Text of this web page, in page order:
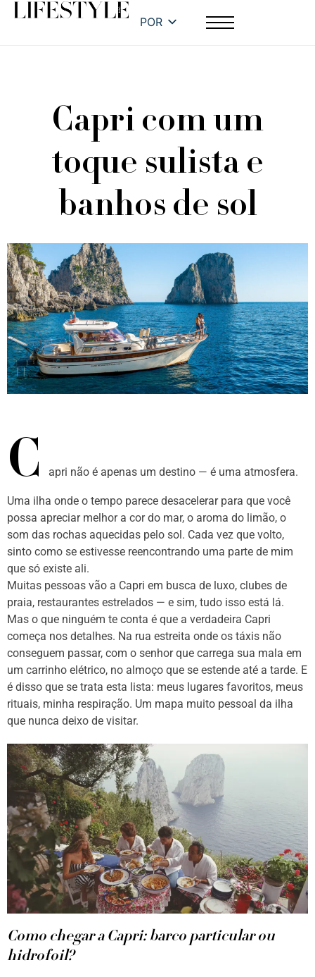
POR
Capri com um
toque sulista e
banhos de sol
C apri não é apenas um destino — é uma atmosfera.
Uma ilha onde o tempo parece desacelerar para que você
possa apreciar melhor a cor do mar, o aroma do limão, o
som das rochas aquecidas pelo sol. Cada vez que volto,
sinto como se estivesse reencontrando uma parte de mim
que só existe ali.
Muitas pessoas vão a Capri em busca de luxo, clubes de
praia, restaurantes estrelados — e sim, tudo isso está lá.
Mas o que ninguém te conta é que a verdadeira Capri
começa nos detalhes. Na rua estreita onde os táxis não
conseguem passar, com o senhor que carrega sua mala em
um carrinho elétrico, no almoço que se estende até a tarde. E
é disso que se trata esta lista: meus lugares favoritos, meus
rituais, minha respiração. Um mapa muito pessoal da ilha
que nunca deixo de visitar.
Como chegar a Capri: barco particular ou
hidrofoil?